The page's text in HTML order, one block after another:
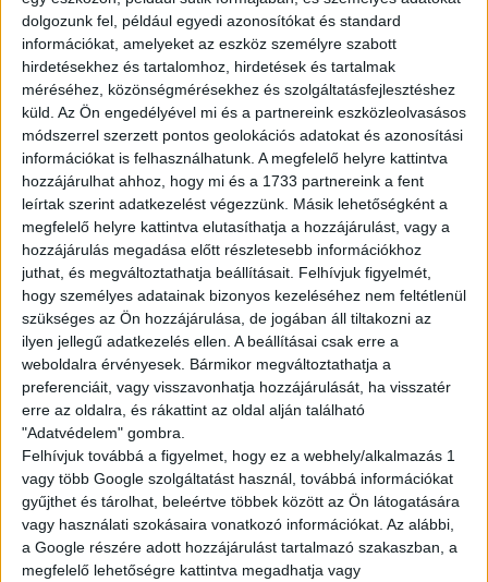
dolgozunk fel, például egyedi azonosítókat és standard
információkat, amelyeket az eszköz személyre szabott
hirdetésekhez és tartalomhoz, hirdetések és tartalmak
méréséhez, közönségmérésekhez és szolgáltatásfejlesztéshez
küld. Az Ön engedélyével mi és a partnereink eszközleolvasásos
módszerrel szerzett pontos geolokációs adatokat és azonosítási
információkat is felhasználhatunk. A megfelelő helyre kattintva
hozzájárulhat ahhoz, hogy mi és a 1733 partnereink a fent
leírtak szerint adatkezelést végezzünk. Másik lehetőségként a
megfelelő helyre kattintva elutasíthatja a hozzájárulást, vagy a
hozzájárulás megadása előtt részletesebb információkhoz
juthat, és megváltoztathatja beállításait. Felhívjuk figyelmét,
hogy személyes adatainak bizonyos kezeléséhez nem feltétlenül
szükséges az Ön hozzájárulása, de jogában áll tiltakozni az
ilyen jellegű adatkezelés ellen. A beállításai csak erre a
weboldalra érvényesek. Bármikor megváltoztathatja a
preferenciáit, vagy visszavonhatja hozzájárulását, ha visszatér
erre az oldalra, és rákattint az oldal alján található
"Adatvédelem" gombra.
Felhívjuk továbbá a figyelmet, hogy ez a webhely/alkalmazás 1
vagy több Google szolgáltatást használ, továbbá információkat
gyűjthet és tárolhat, beleértve többek között az Ön látogatására
vagy használati szokásaira vonatkozó információkat. Az alábbi,
a Google részére adott hozzájárulást tartalmazó szakaszban, a
megfelelő lehetőségre kattintva megadhatja vagy
havi 150 óra felett: 40.000Ft
Amit kínálunk:
Rugalmas, sulihoz igazítható beosztás
Biztos, hosszútávú munkalehetőség
Barátságos, támogató csapat
Fejlődési és előrelépési lehetőség
Multi Job QuickPayen keresztül tudsz kérni fizetési előleget
25%-os kedvezménykártya jár mindenkinek a Starbucks, KFC
és Pizza Hut éttermeknél
Ha itt dolgozol, sosem maradsz éhesen!
A munka mellett a szórakozás is fontos! Folyamatos tréningeken
és csapatépítőkön vehetsz részt.
JELENTKEZÉS